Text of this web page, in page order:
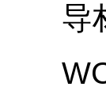
导